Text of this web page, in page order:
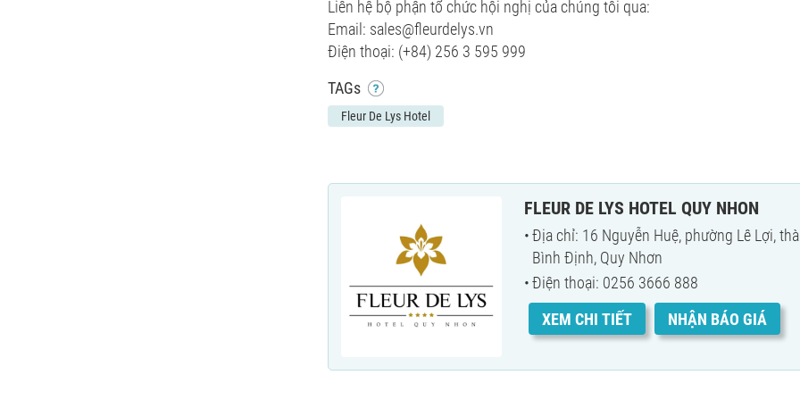
Liên hệ bộ phận tổ chức hội nghị của chúng tôi qua:
Email: sales@fleurdelys.vn
Điện thoại: (+84) 256 3 595 999
TAGs
Fleur De Lys Hotel
FLEUR DE LYS HOTEL QUY NHON
Địa chỉ: 16 Nguyễn Huệ, phường Lê Lợi,
Bình Định, Quy Nhơn
Điện thoại: 0256 3666 888
XEM CHI TIẾT
NHẬN BÁO GIÁ